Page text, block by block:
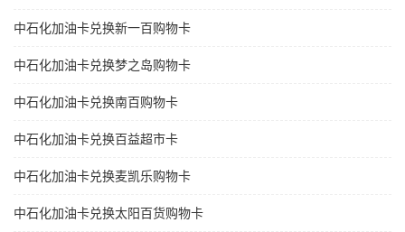
中石化加油卡兑换新一百购物卡
中石化加油卡兑换梦之岛购物卡
中石化加油卡兑换南百购物卡
中石化加油卡兑换百益超市卡
中石化加油卡兑换麦凯乐购物卡
中石化加油卡兑换太阳百货购物卡